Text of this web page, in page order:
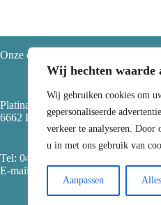
Wij hechten waarde
Wij gebruiken cookies om
gepersonaliseerde
verkeer te analyseren.
u in met ons gebruik van
Aanpassen
Onze contactgegevens
Platinaweg 15
6662 PR Elst
Tel: 0481459997
E-mail: info@scatt.nl